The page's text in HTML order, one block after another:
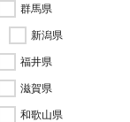
群馬県
新潟県
福井県
滋賀県
和歌山県